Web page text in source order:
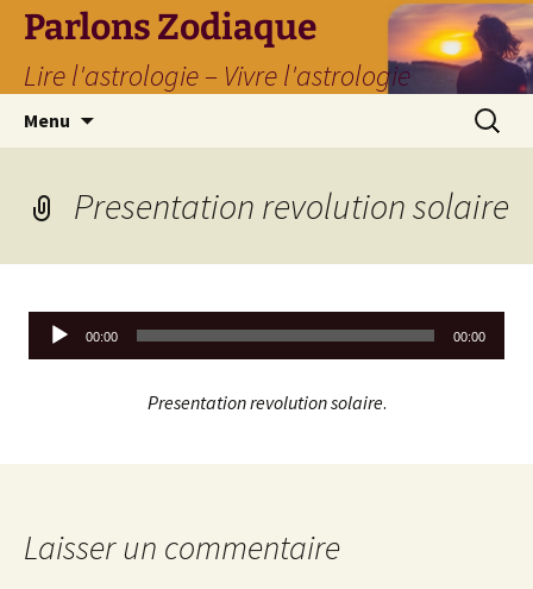
Parlons Zodiaque
Lire l'astrologie – Vivre l'astrologie
Menu
Presentation revolution solaire
Lecteur
audio
00:00 00:00
Presentation revolution solaire.
Laisser un commentaire